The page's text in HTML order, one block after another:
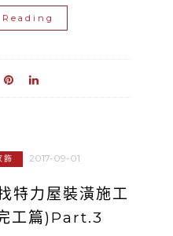
飾 2017-09-01
特力屋裝潢施工
工篇)Part.3